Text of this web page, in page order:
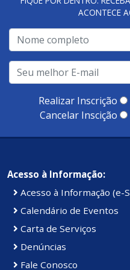
A metodologia de
qualidade no
realização de
infraestrutura,
produtividade. Somados,
Kennedy.
ACONTECE
Realizar Inscrição
Cancelar Inscição
Acesso à Informação:
Acesso à Informação (e-
Calendário de Eventos
Carta de Serviços
Denúncias
Fale Conosco